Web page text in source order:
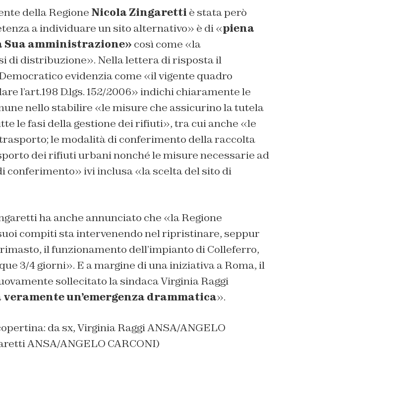
della Regione Nicola Zingaretti è stata però
a individuare un sito alternativo» è di «piena
Sua amministrazione» così come «la
di distribuzione». Nella lettera di risposta il
evidenzia come «il vigente quadro
l’art.198 D.lgs. 152/2006» indichi chiaramente le
nello stabilire «le misure che assicurino la tutela
le fasi della gestione dei rifiuti», tra cui anche «le
le modalità di conferimento della raccolta
dei rifiuti urbani nonché le misure necessarie ad
conferimento» ivi inclusa «la scelta del sito di
ha anche annunciato che «la Regione
compiti sta intervenendo nel ripristinare, seppur
il funzionamento dell’impianto di Colleferro,
3/4 giorni». E a margine di una iniziativa a Roma, il
sollecitato la sindaca Virginia Raggi
un’emergenza drammatica».
da sx, Virginia Raggi ANSA/ANGELO
ANSA/ANGELO CARCONI)